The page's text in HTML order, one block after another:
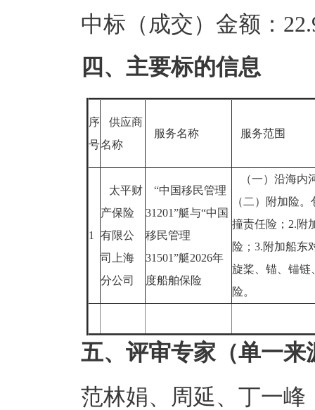
中标（成交）金额：
四、主要标的信息
序
号
供应商
名称
服务名称 服务范围
1
太平财
产保险
有限公
司上海
分公司
“中国移民管理
31201”艇与“中国
移民管理
31501”艇2026年
度船舶保险
（一）沿海内
（二）附加险
撞责任险；2.附
险；3.附加船东
旋桨、锚、锚链
险。
五、评审专家（单一
范林娟、周延、丁一峰